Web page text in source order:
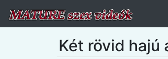
Két rövid hajú